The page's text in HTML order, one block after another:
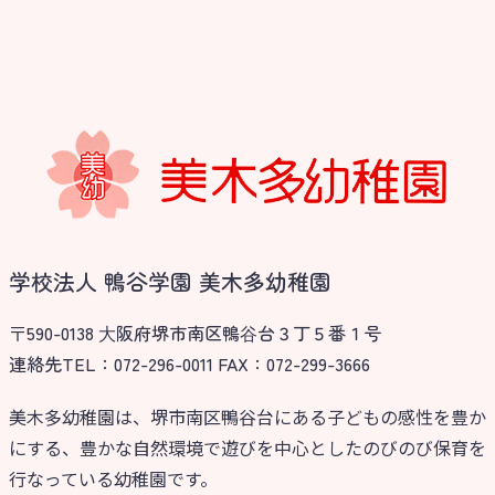
学校法人 鴨谷学園 美木多幼稚園
〒590-0138 ⼤阪府堺市南区鴨⾕台３丁５番１号
連絡先TEL：072-296-0011 FAX：072-299-3666
美木多幼稚園は、堺市南区鴨谷台にある子どもの感性を豊か
にする、豊かな自然環境で遊びを中心としたのびのび保育を
行なっている幼稚園です。